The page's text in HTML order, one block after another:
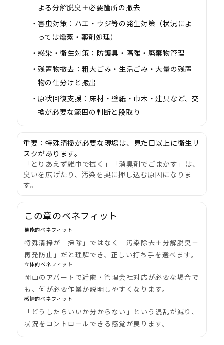
よる分解脱臭＋必要箇所の撤去
害虫対策： ハエ・ウジ等の発生対策（状況によ
っては燻蒸・薬剤処理）
感染・衛生対策： 防護具・隔離・廃棄物管理
残置物撤去：粗大ごみ・生活ごみ・大量の残置
物の仕分けと搬出
原状回復支援：床材・壁紙・巾木・建具など、交
換が必要な範囲の判断と段取り
重要：特殊清掃が必要な現場は、見た目以上に衛生リ
スクがあります。
「とりあえず雑巾で拭く」「消臭剤でごまかす」は、
臭いを広げたり、汚染を奥に押し込む原因になりま
す。
この章のベネフィット
機能的ベネフィット
特殊清掃が「掃除」ではなく「汚染除去＋分解脱臭＋
再発防止」だと理解でき、正しい打ち手を選べます。
立体的ベネフィット
岡山のアパートで近隣・管理会社対応が必要な場合で
も、何が必要作業か説明しやすくなります。
感情的ベネフィット
「どうしたらいいか分からない」という混乱が減り、
状況をコントロールできる感覚が戻ります。